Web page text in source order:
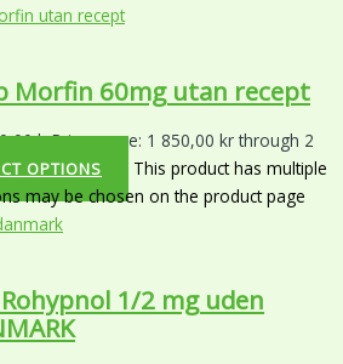
Morfin 60mg utan recept
krPrice range: 1 850,00 kr through 2
OPTIONS
This product has multiple
may be chosen on the product page
1/2 mg uden